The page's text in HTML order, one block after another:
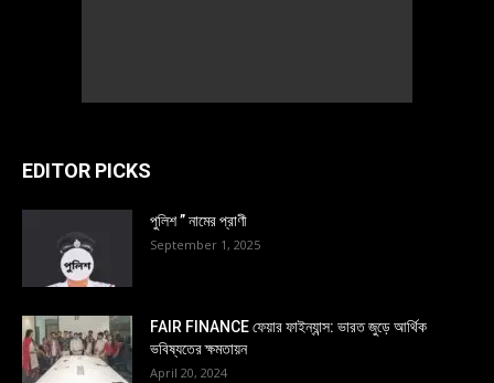
EDITOR PICKS
পুলিশ ” নামের প্রাণী
September 1, 2025
FAIR FINANCE ফেয়ার ফাইন্যান্স: ভারত জুড়ে আর্থিক
ভবিষ্যতের ক্ষমতায়ন
April 20, 2024